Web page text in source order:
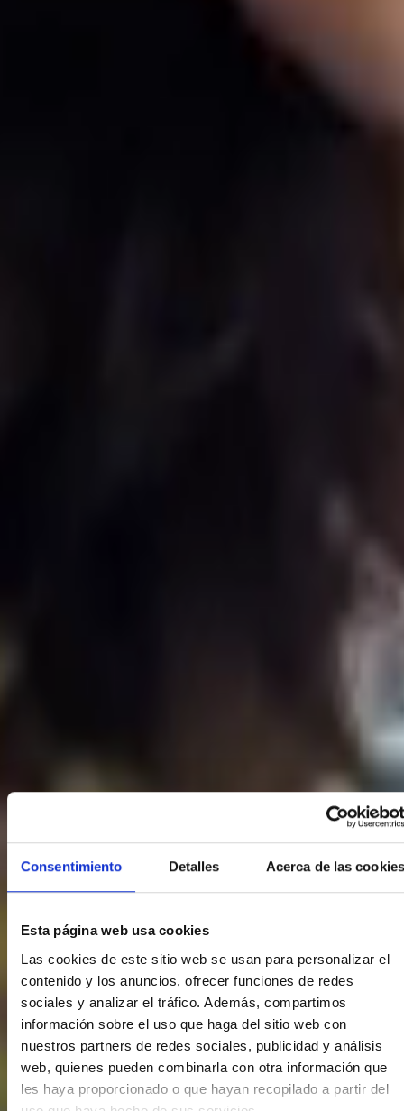
Consentimiento Detalles Acerca de las cookies
Esta página web usa cookies
Las cookies de este sitio web se usan para personalizar el
contenido y los anuncios, ofrecer funciones de redes
sociales y analizar el tráfico. Además, compartimos
información sobre el uso que haga del sitio web con
nuestros partners de redes sociales, publicidad y análisis
web, quienes pueden combinarla con otra información que
les haya proporcionado o que hayan recopilado a partir del